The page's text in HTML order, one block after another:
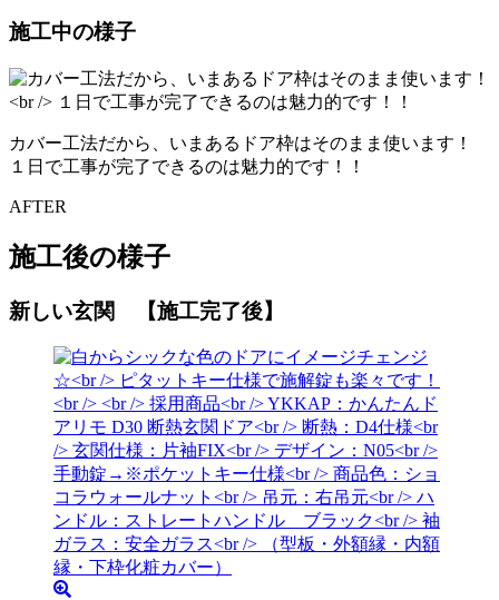
施工中の様子
カバー工法だから、いまあるドア枠はそのまま使います！
１日で工事が完了できるのは魅力的です！！
AFTER
施工後の様子
新しい玄関 【施工完了後】